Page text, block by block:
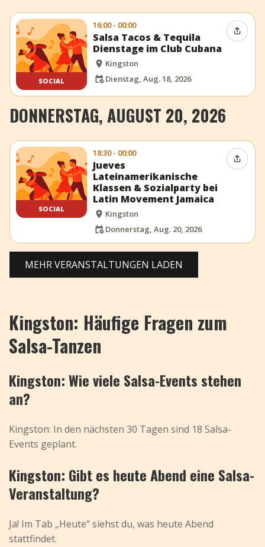
SOCIAL
16:00 - 00:00
Salsa Tacos & Tequila
Dienstage im Club Cubana
Kingston
Dienstag, Aug. 18, 2026
Event
DONNERSTAG, AUGUST 20, 2026
SOCIAL
18:30 - 00:00
Jueves
Lateinamerikanische
Klassen & Sozialparty bei
Latin Movement Jamaica
Kingston
Donnerstag, Aug. 20, 2026
Event
MEHR VERANSTALTUNGEN LADEN
Kingston: Häufige Fragen zum
Salsa-Tanzen
Kingston: Wie viele Salsa-Events stehen
an?
Kingston: In den nächsten 30 Tagen sind 18 Salsa-
Events geplant.
Kingston: Gibt es heute Abend eine Salsa-
Veranstaltung?
Ja! Im Tab „Heute“ siehst du, was heute Abend
stattfindet.